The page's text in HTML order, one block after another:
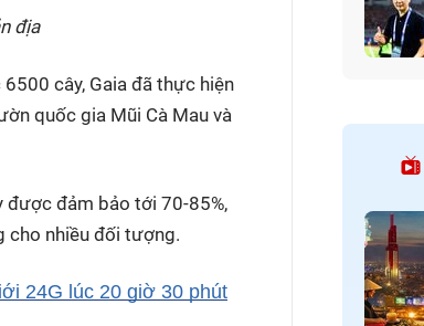
địa
cây, Gaia đã thực hiện
quốc gia Mũi Cà Mau và
được đảm bảo tới 70-85%,
cho nhiều đối tượng.
24G lúc 20 giờ 30 phút